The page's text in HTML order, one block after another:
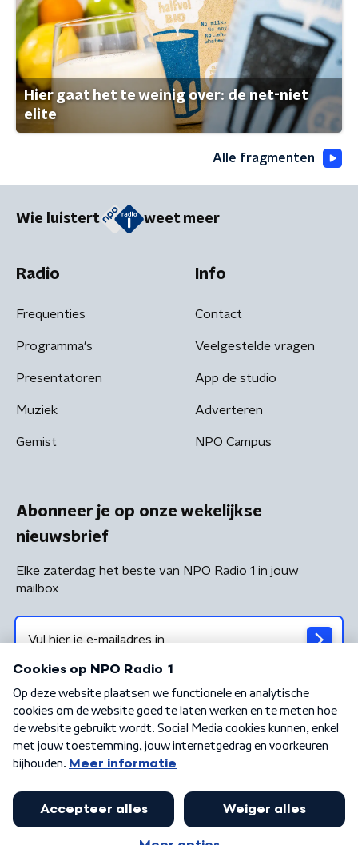
Hier gaat het te weinig over: de net-niet
elite
Alle fragmenten
Wie luistert weet meer
Radio
Frequenties
Programma's
Presentatoren
Muziek
Gemist
Info
Contact
Veelgestelde vragen
App de studio
Adverteren
NPO Campus
Abonneer je op onze wekelijkse
nieuwsbrief
Elke zaterdag het beste van NPO Radio 1 in jouw
mailbox
Algemene voorwaarden Privacybeleid